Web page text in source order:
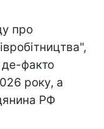
про
факто
року, а
РФ